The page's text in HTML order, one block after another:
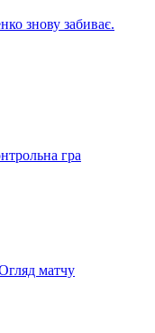
знову забиває.
гра
матчу